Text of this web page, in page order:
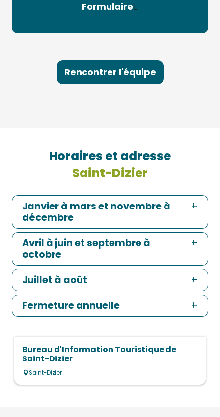
Formulaire
Rencontrer l'équipe
Horaires et adresse
Saint-Dizier
Janvier à mars et novembre à
décembre
Avril à juin et septembre à
octobre
Juillet à août
Fermeture annuelle
Bureau d'Information Touristique de
Saint-Dizier
Saint-Dizier